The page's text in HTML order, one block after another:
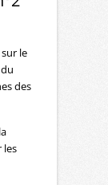
le
des
les